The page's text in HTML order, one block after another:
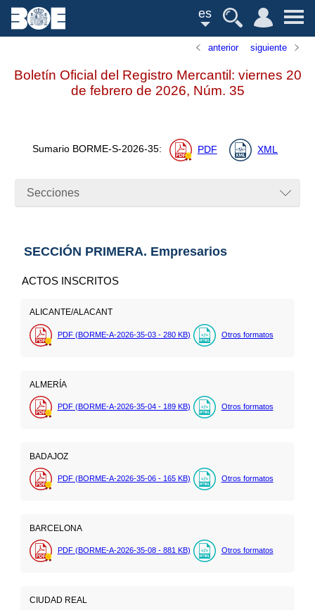
es
anterior siguiente
Boletín Oficial del Registro Mercantil: viernes 20
de febrero de 2026, Núm. 35
Sumario BORME-S-2026-35: PDF XML
Secciones
SECCIÓN PRIMERA. Empresarios
ACTOS INSCRITOS
ALICANTE/ALACANT
PDF (BORME-A-2026-35-03 - 280 KB) Otros formatos
ALMERÍA
PDF (BORME-A-2026-35-04 - 189 KB) Otros formatos
BADAJOZ
PDF (BORME-A-2026-35-06 - 165 KB) Otros formatos
BARCELONA
PDF (BORME-A-2026-35-08 - 881 KB) Otros formatos
CIUDAD REAL